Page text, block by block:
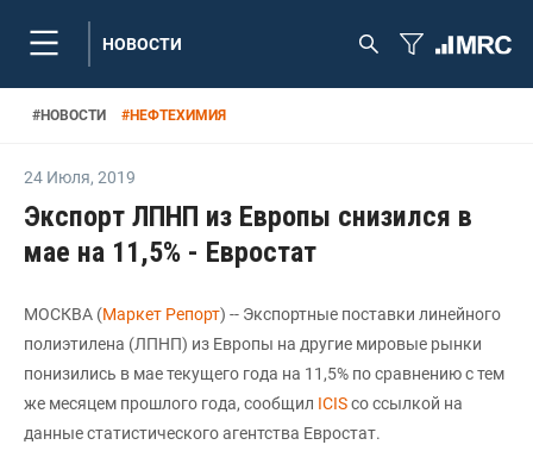
НОВОСТИ
#НОВОСТИ #НЕФТЕХИМИЯ
24 Июля, 2019
Экспорт ЛПНП из Европы снизился в
мае на 11,5% - Евростат
МОСКВА (Маркет Репорт) -- Экспортные поставки линейного
полиэтилена (ЛПНП) из Европы на другие мировые рынки
понизились в мае текущего года на 11,5% по сравнению с тем
же месяцем прошлого года, сообщил ICISсо ссылкой на
данные статистического агентства Евростат.